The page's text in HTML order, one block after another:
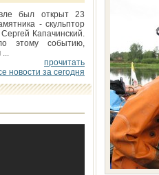
был открыт 23
- скульптор
Капачинский.
этому событию,
...
прочитать
новости за сегодня